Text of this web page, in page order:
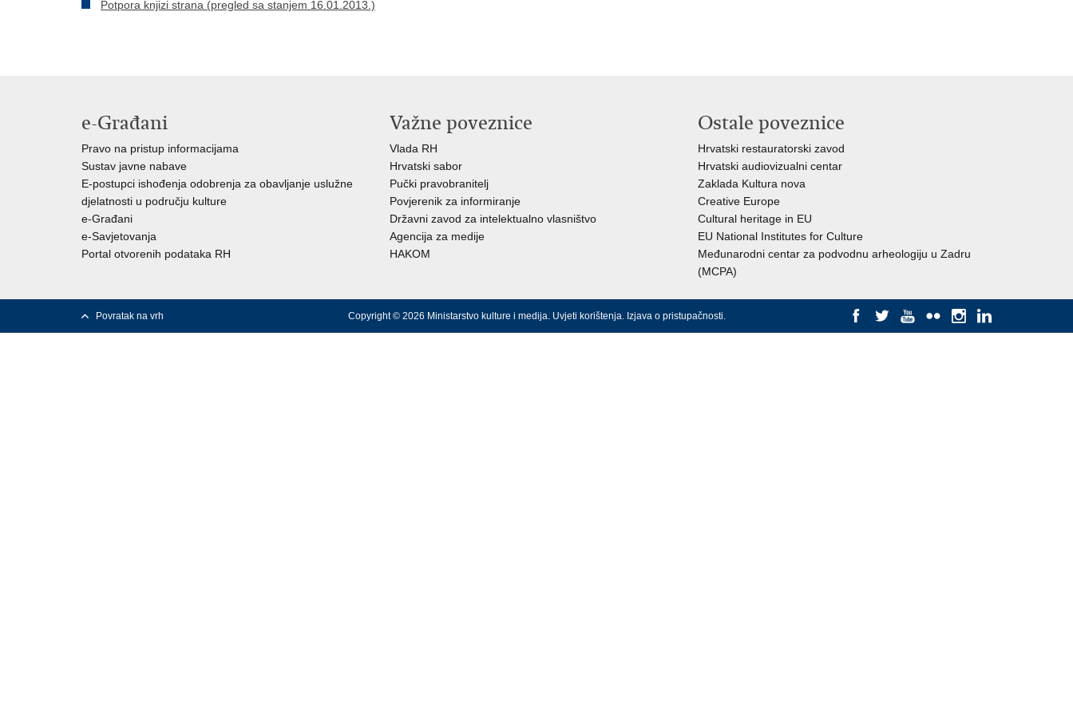
Potpora knjizi strana (pregled sa stanjem 16.01.2013.)
e-Građani
Pravo na pristup informacijama
Sustav javne nabave
E-postupci ishođenja odobrenja za obavljanje uslužne
djelatnosti u području kulture
e-Građani
e-Savjetovanja
Portal otvorenih podataka RH
Važne poveznice
Vlada RH
Hrvatski sabor
Pučki pravobranitelj
Povjerenik za informiranje
Državni zavod za intelektualno vlasništvo
Agencija za medije
HAKOM
Ostale poveznice
Hrvatski restauratorski zavod
Hrvatski audiovizualni centar
Zaklada Kultura nova
Creative Europe
Cultural heritage in EU
EU National Institutes for Culture
Međunarodni centar za podvodnu arheologiju u Zadru
(MCPA)
Povratak na vrh Copyright © 2026 Ministarstvo kulture i medija. Uvjeti korištenja. Izjava o pristupačnosti.